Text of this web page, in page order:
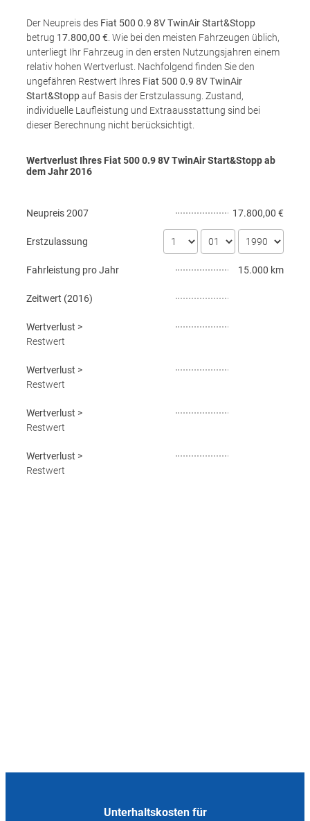
Der Neupreis des Fiat 500 0.9 8V TwinAir Start&Stopp
betrug 17.800,00 € . Wie bei den meisten Fahrzeugen üblich,
unterliegt Ihr Fahrzeug in den ersten Nutzungsjahren einem
relativ hohen Wertverlust. Nachfolgend finden Sie den
ungefähren Restwert Ihres Fiat 500 0.9 8V TwinAir
Start&Stoppauf Basis der Erstzulassung. Zustand,
individuelle Laufleistung und Extraausstattung sind bei
dieser Berechnung nicht berücksichtigt.
Wertverlust Ihres Fiat 500 0.9 8V TwinAir Start&Stopp ab
dem Jahr2016
Neupreis2007 17.800,00 €
Erstzulassung
Fahrleistung pro Jahr 15.000 km
Zeitwert (2016)
Wertverlust >
Restwert
Wertverlust >
Restwert
Wertverlust >
Restwert
Wertverlust >
Restwert
Unterhaltskosten für